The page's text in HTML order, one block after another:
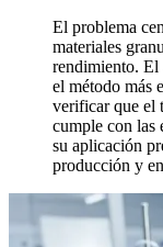
El problema
materiales
rendimiento. El
el método más
verificar que el
cumple con las
su aplicación
producción y